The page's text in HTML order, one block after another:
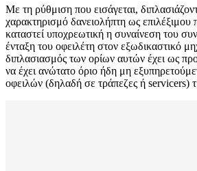
Με τη ρύθμιση που εισάγεται,
χαρακτηρισμό δανειολήπτη ως επιλέξιμου
καταστεί υποχρεωτική η συναίνεση του
ένταξη του οφειλέτη στον εξωδικαστικό
διπλασιασμός των ορίων αυτών έχει ως
να έχει ανώτατο όριο ήδη μη
οφειλών (δηλαδή σε τράπεζες ή servicers)